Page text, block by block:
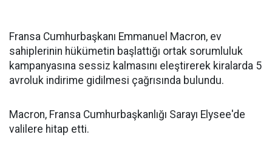
Fransa Cumhurbaşkanı Emmanuel Macron, ev
sahiplerinin hükümetin başlattığı ortak sorumluluk
kampanyasına sessiz kalmasını eleştirerek kiralarda 5
avroluk indirime gidilmesi çağrısında bulundu.
Macron, Fransa Cumhurbaşkanlığı Sarayı Elysee'de
valilere hitap etti.